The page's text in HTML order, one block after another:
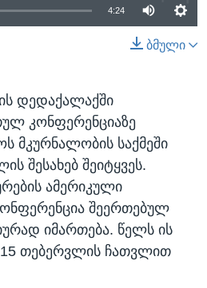
4:24
ბმული
დედაქალაქში
კონფერენციაზე
მკურნალობის საქმეში
შესახებ შეიტყვეს.
ამერიკული
შეერთებულ
იმართება. წელს ის
15 თებერვლის ჩათვლით